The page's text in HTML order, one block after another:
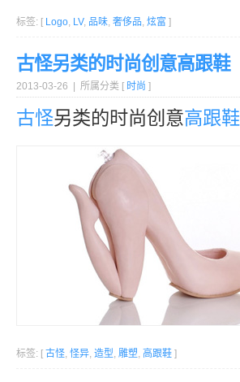
标签: [ Logo, LV, 品味, 奢侈品, 炫富 ]
古怪另类的时尚创意高跟鞋
2013-03-26 | 所属分类 [ 时尚 ]
古怪另类的时尚创意高跟鞋
标签: [ 古怪, 怪异, 造型, 雕塑, 高跟鞋 ]